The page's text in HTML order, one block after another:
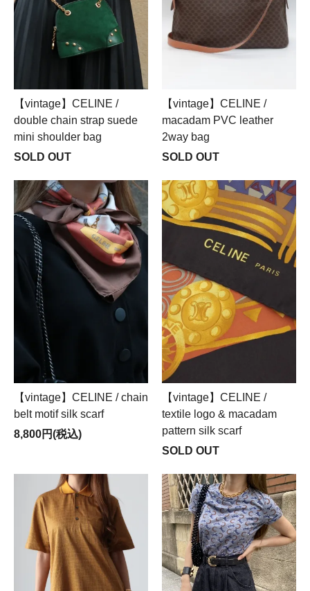
【vintage】CELINE /
double chain strap suede
mini shoulder bag
SOLD OUT
【vintage】CELINE /
macadam PVC leather
2way bag
SOLD OUT
【vintage】CELINE / chain
belt motif silk scarf
8,800円(税込)
【vintage】CELINE /
textile logo & macadam
pattern silk scarf
SOLD OUT